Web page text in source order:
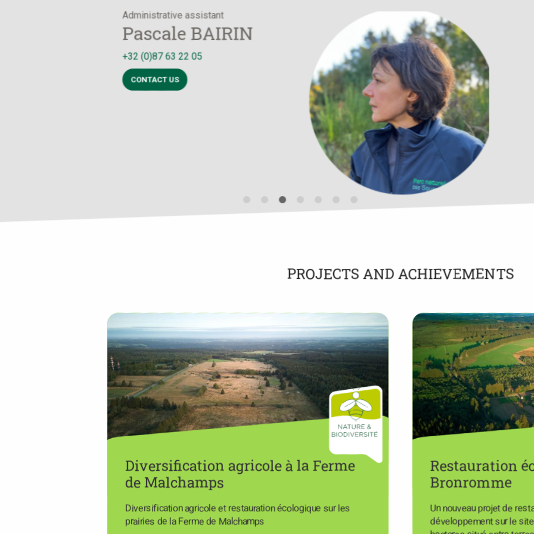
Administrative assistant
Pascale BAIRIN
+32 (0)87 63 22 05
CONTACT US
PROJECTS AND ACHIEVEMENTS
Diversification agricole à la Ferme
de Malchamps
Diversification agricole et restauration écologique sur les
prairies de la Ferme de Malchamps
Restauration
Bronromme
Un nouveau projet de
développement sur le